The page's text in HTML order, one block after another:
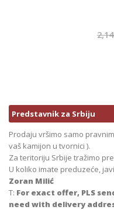
2,149.35
Predstavnik za Srbiju
Prodaju vršimo samo
vaš kamijon u tvornici ).
Za teritoriju Srbije tražimo
U koliko imate preduzeće,
Zoran Milić
T: For exact offer, PLS
need with delivery